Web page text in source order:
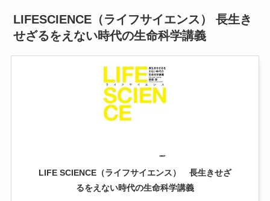
LIFESCIENCE（ライフサイエンス） 長生き
せざるをえない時代の生命科学講義
LIFE SCIENCE（ライフサイエンス） 長生きせざ
るをえない時代の生命科学講義